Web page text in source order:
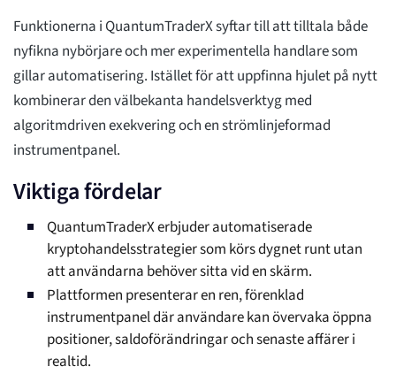
Funktionerna i QuantumTraderX syftar till att tilltala både
nyfikna nybörjare och mer experimentella handlare som
gillar automatisering. Istället för att uppfinna hjulet på nytt
kombinerar den välbekanta handelsverktyg med
algoritmdriven exekvering och en strömlinjeformad
instrumentpanel.
Viktiga fördelar
QuantumTraderX erbjuder automatiserade
kryptohandelsstrategier som körs dygnet runt utan
att användarna behöver sitta vid en skärm.
Plattformen presenterar en ren, förenklad
instrumentpanel där användare kan övervaka öppna
positioner, saldoförändringar och senaste affärer i
realtid.